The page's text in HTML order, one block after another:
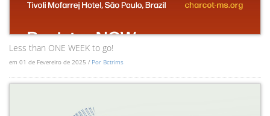
Less than ONE WEEK to go!
em 01 de Fevereiro de 2025 / Por Bctrims